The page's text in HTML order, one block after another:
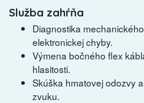
Služba zahŕňa
Diagnostika
elektronickej chyby.
Výmena bočného flex
hlasitosti.
Skúška hmatovej odozvy
zvuku.